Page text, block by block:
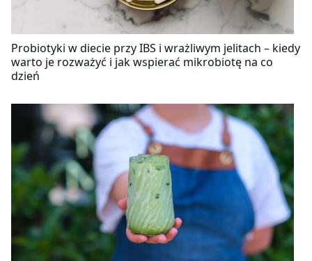
Probiotyki w diecie przy IBS i wrażliwym jelitach – kiedy
warto je rozważyć i jak wspierać mikrobiotę na co
dzień